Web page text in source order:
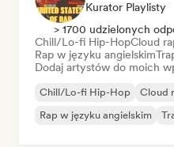
Kurator Playlisty
> 1700 udzielonych
Chill/Lo-fi Hip-HopCloud
Rap w języku angielskim
Dodaj artystów do moich
Chill/Lo-fi Hip-Hop Cloud
Rap w języku angielskim